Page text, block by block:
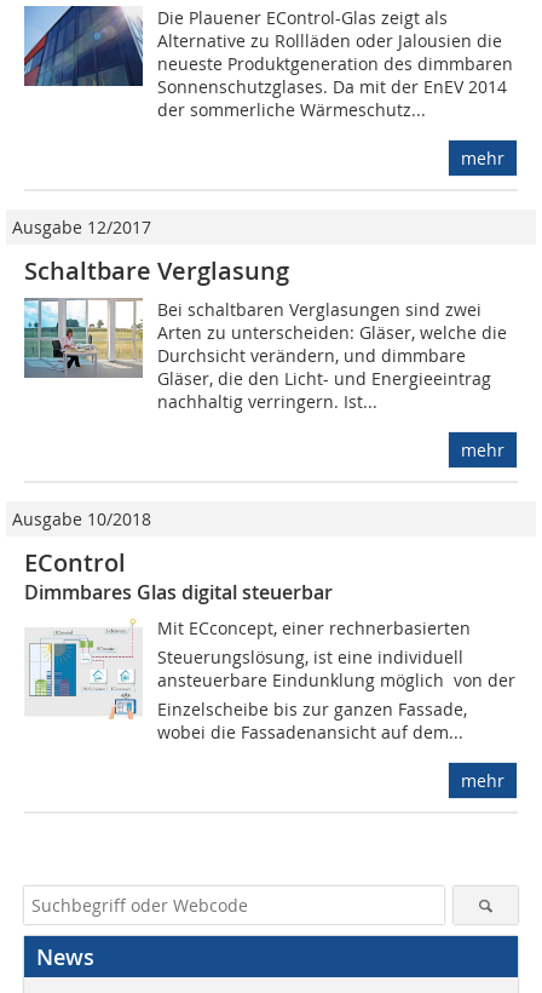
Die Plauener EControl-Glas zeigt als
Alternative zu Rollläden oder Jalousien die
neueste Produktgeneration des dimmbaren
Sonnenschutzglases. Da mit der EnEV 2014
der sommerliche Wärmeschutz...
mehr
Ausgabe 12/2017
Schaltbare Verglasung
Bei schaltbaren Verglasungen sind zwei
Arten zu unterscheiden: Gläser, welche die
Durchsicht verändern, und dimmbare
Gläser, die den Licht- und Energieeintrag
nachhaltig verringern. Ist...
mehr
Ausgabe 10/2018
EControl
Dimmbares Glas digital steuerbar
Mit ECconcept, einer rechnerbasierten
Steuerungslösung, ist eine individuell
ansteuerbare Eindunklung möglich  von der
Einzelscheibe bis zur ganzen Fassade,
wobei die Fassadenansicht auf dem...
mehr
News